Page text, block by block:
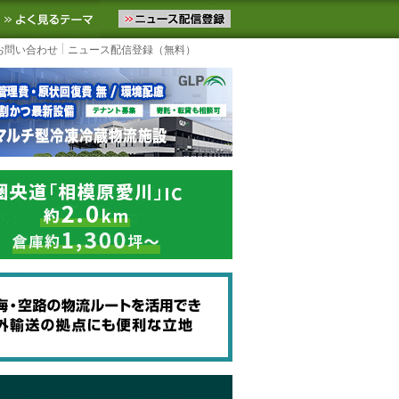
ースをお届けします。物流ニュースメール配信を登録する
お気に入りに追加 よく見るテーマ
問い合わせ ニュース配信登録（無料）